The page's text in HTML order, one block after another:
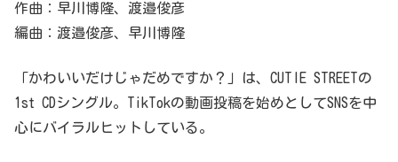
作曲：早川博隆、渡邉俊彦
編曲：渡邉俊彦、早川博隆
「かわいいだけじゃだめですか？」は、CUTIE STREETの
1st CDシングル。TikTokの動画投稿を始めとしてSNSを中
心にバイラルヒットしている。